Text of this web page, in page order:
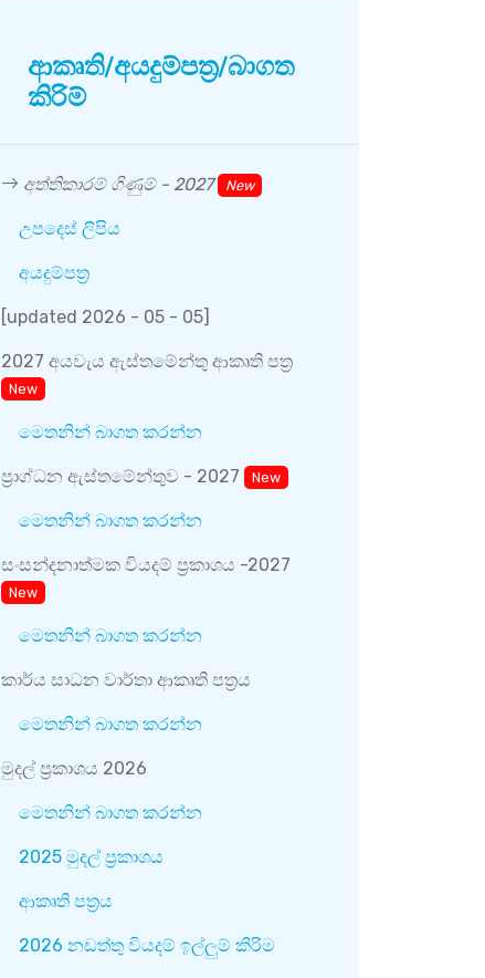
ආකෘති/අයදුම්පත්‍ර/බාගත
කිරිම්
අත්තිකාරම් ගිණුම් - 2027 New
උපදෙස් ලිපිය
අයදුම්පත්‍ර
[updated 2026 - 05 - 05]
2027 අයවැය ඇස්තමේන්තු ආකෘති පත්‍ර
New
මෙතනින් බාගත කරන්න
ප්‍රාග්ධන ඇස්තමේන්තුව - 2027 New
මෙතනින් බාගත කරන්න
සංසන්දනාත්මක වියදම් ප්‍රකාශය -2027
New
මෙතනින් බාගත කරන්න
කාර්ය සාධන වාර්තා ආකෘති පත්‍රය
මෙතනින් බාගත කරන්න
මුදල් ප්‍රකාශය 2026
මෙතනින් බාගත කරන්න
2025 මුදල් ප්‍රකාශය
ආකෘති පත්‍රය
2026 නඩත්තු වියදම් ඉල්ලුම් කිරිම